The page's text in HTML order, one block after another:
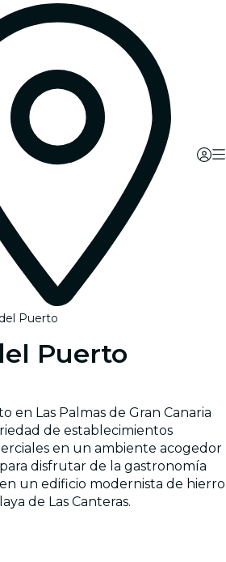
Puerto
Puerto
en Las Palmas de Gran Canaria
de establecimientos
en un ambiente acogedor
disfrutar de la gastronomía
un edificio modernista de hierro
de Las Canteras.